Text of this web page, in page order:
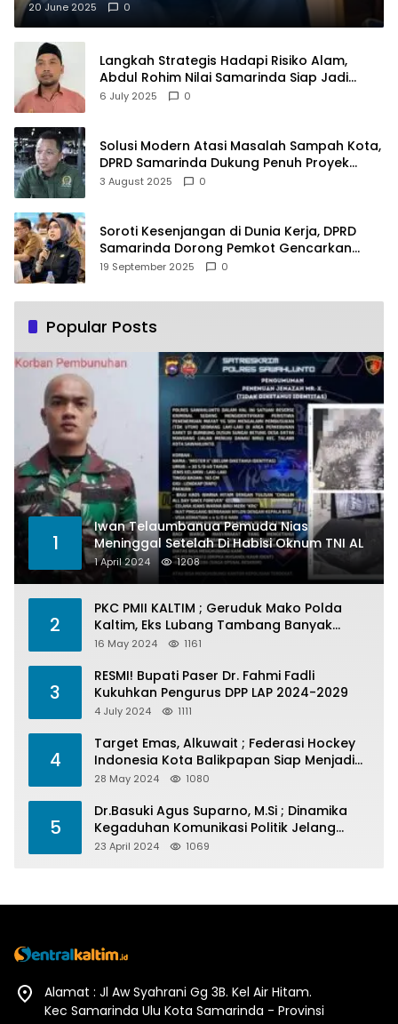
20 June 2025 0
Langkah Strategis Hadapi Risiko Alam,
Abdul Rohim Nilai Samarinda Siap Jadi
Pusat Logistik Bencana Kalimantan
6 July 2025 0
Solusi Modern Atasi Masalah Sampah Kota,
DPRD Samarinda Dukung Penuh Proyek
PLTSA
3 August 2025 0
Soroti Kesenjangan di Dunia Kerja, DPRD
Samarinda Dorong Pemkot Gencarkan
Pemberdayaan Perempuan
19 September 2025 0
Popular Posts
1
Iwan Telaumbanua Pemuda Nias
Meninggal Setelah Di Habisi Oknum TNI AL
1 April 2024 1208
2
PKC PMII KALTIM ; Geruduk Mako Polda
Kaltim, Eks Lubang Tambang Banyak
Menelan Korban
16 May 2024 1161
3
RESMI! Bupati Paser Dr. Fahmi Fadli
Kukuhkan Pengurus DPP LAP 2024-2029
4 July 2024 1111
4
Target Emas, Alkuwait ; Federasi Hockey
Indonesia Kota Balikpapan Siap Menjadi
Barometer Prestasi Di Kaltim
28 May 2024 1080
5
Dr.Basuki Agus Suparno, M.Si ; Dinamika
Kegaduhan Komunikasi Politik Jelang
Pesta Politik 2024
23 April 2024 1069
Alamat : Jl Aw Syahrani Gg 3B. Kel Air Hitam.
Kec Samarinda Ulu Kota Samarinda - Provinsi